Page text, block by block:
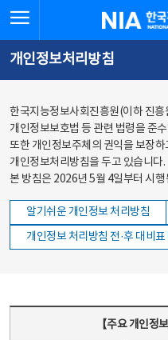
바로가기
바로가기
한국지능정보
개인정보처리방침
한국지능정보사회진흥원(이하 진
개인정보보호법 등 관련 법령을 준
또한 개인정보주체의 권익을 보장
개인정보처리방침을 두고 있습니다.
본 방침은 2026년 5월 4일부터 시행
알기쉬운 개인정보 처리방침
개인정보 처리방침 전·후 대비
【주요 개인정